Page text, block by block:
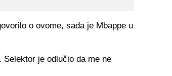
o ovome, sada je Mbappe u
je odlučio da me ne